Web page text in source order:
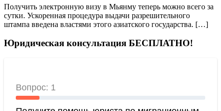
Получить электронную визу в Мьянму теперь можно всего за
сутки. Ускоренная процедура выдачи разрешительного
штампа введена властями этого азиатского государства. […]
Юридическая консультация БЕСПЛАТНО!